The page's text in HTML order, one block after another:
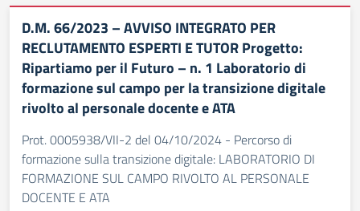
D.M. 66/2023 – AVVISO INTEGRATO PER
RECLUTAMENTO ESPERTI E TUTOR Progetto:
Ripartiamo per il Futuro – n. 1 Laboratorio di
formazione sul campo per la transizione digitale
rivolto al personale docente e ATA
Prot. 0005938/VII-2 del 04/10/2024 - Percorso di
formazione sulla transizione digitale: LABORATORIO DI
FORMAZIONE SUL CAMPO RIVOLTO AL PERSONALE
DOCENTE E ATA